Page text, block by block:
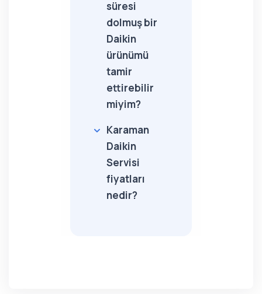
süresi
dolmuş bir
Daikin
ürünümü
tamir
ettirebilir
miyim?
Karaman
Daikin
Servisi
fiyatları
nedir?